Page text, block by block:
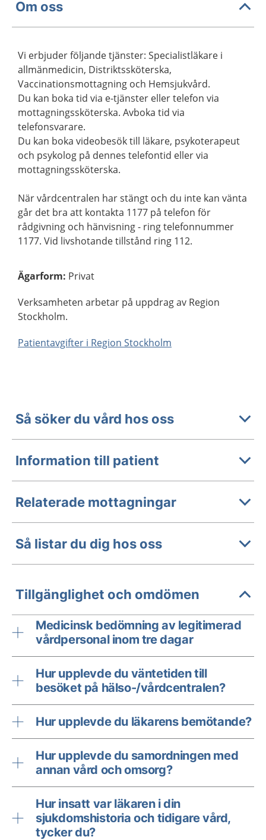
Om oss
Vi erbjuder följande tjänster: Specialistläkare i
allmänmedicin, Distriktssköterska,
Vaccinationsmottagning och Hemsjukvård.
Du kan boka tid via e-tjänster eller telefon via
mottagningssköterska. Avboka tid via
telefonsvarare.
Du kan boka videobesök till läkare, psykoterapeut
och psykolog på dennes telefontid eller via
mottagningssköterska.
När vårdcentralen har stängt och du inte kan vänta
går det bra att kontakta 1177 på telefon för
rådgivning och hänvisning - ring telefonnummer
1177. Vid livshotande tillstånd ring 112.
Ägarform: Privat
Verksamheten arbetar på uppdrag av Region
Stockholm.
Patientavgifter i Region Stockholm
Så söker du vård hos oss
Information till patient
Relaterade mottagningar
Så listar du dig hos oss
Tillgänglighet och omdömen
Medicinsk bedömning av legitimerad
vårdpersonal inom tre dagar
Hur upplevde du väntetiden till
besöket på hälso-/vårdcentralen?
Hur upplevde du läkarens bemötande?
Hur upplevde du samordningen med
annan vård och omsorg?
Hur insatt var läkaren i din
sjukdomshistoria och tidigare vård,
tycker du?